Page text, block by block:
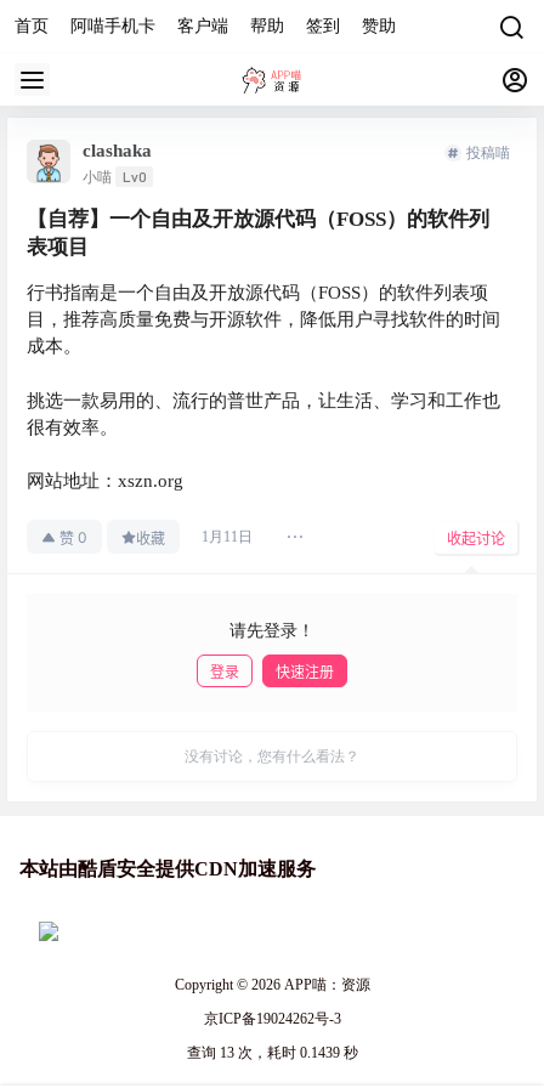
首页 阿喵手机卡 客户端 帮助 签到 赞助
clashaka
小喵 Lv0
投稿喵
【自荐】一个自由及开放源代码（FOSS）的软件列
表项目
行书指南是一个自由及开放源代码（FOSS）的软件列表项
目，推荐高质量免费与开源软件，降低用户寻找软件的时间
成本。
挑选一款易用的、流行的普世产品，让生活、学习和工作也
很有效率。
网站地址：xszn.org
赞 0 收藏 1月11日 收起讨论
请先登录！
登录 快速注册
没有讨论，您有什么看法？
本站由酷盾安全提供CDN加速服务
Copyright © 2026APP喵：资源
京ICP备19024262号-3
查询 13 次，耗时 0.1439 秒